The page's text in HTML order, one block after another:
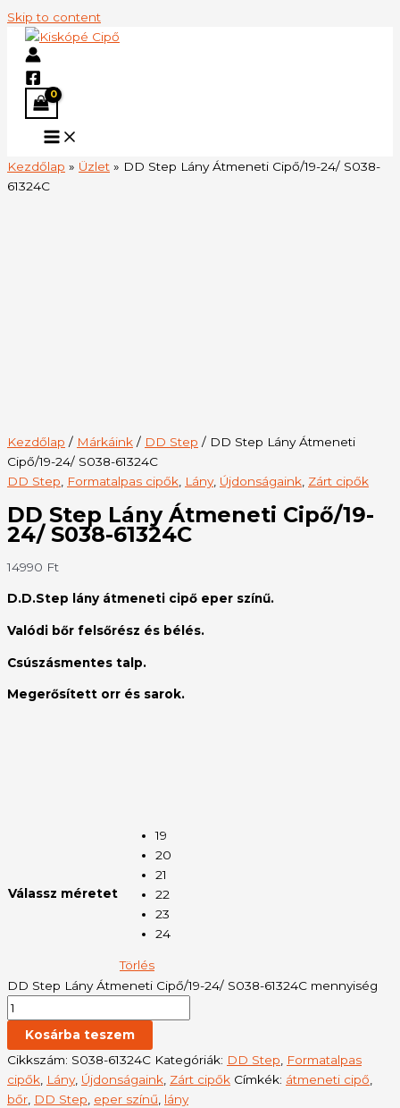
Skip to content
Kezdőlap » Üzlet » DD Step Lány Átmeneti Cipő/19-24/ S038-
61324C
Kezdőlap / Márkáink / DD Step / DD Step Lány Átmeneti
Cipő/19-24/ S038-61324C
DD Step
Formatalpas cipők Lány, Újdonságaink Zárt cipők
DD Step Lány Átmeneti Cipő/19-
24/ S038-61324C
14990 Ft
D.D.Step lány átmeneti cipő eper színű.
Valódi bőr felsőrész és bélés.
Csúszásmentes talp.
Megerősített orr és sarok.
Válassz méretet
19
20
21
22
23
24
Törlés
DD Step Lány Átmeneti Cipő/19-24/ S038-61324C mennyiség
Kosárba teszem
Cikkszám: S038-61324C Kategóriák: DD Step
Formatalpas
cipők Lány, Újdonságaink Zárt cipők Címkék: átmeneti cipő
bőr DD Step eper színű lány